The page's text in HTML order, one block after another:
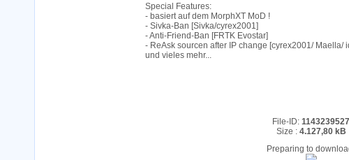
Special Features:
- basiert auf dem MorphXT MoD !
- Sivka-Ban [Sivka/cyrex2001]
- Anti-Friend-Ban [FRTK Evostar]
- ReAsk sourcen after IP change [cyrex2001/ Maella/
und vieles mehr...
File-ID: 1143239527
Size : 4.127,80 kB
Preparing to